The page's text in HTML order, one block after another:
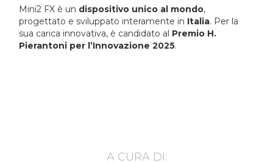
A CURA DI:
Mini2 FX è un dispositivo unico al mondo,
progettato e sviluppato interamente in Italia. Per la
sua carica innovativa, è candidato al Premio H.
Pierantoni per l’Innovazione 2025.